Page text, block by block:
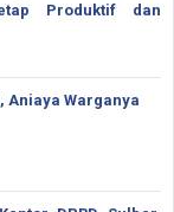
Produktif dan
Aniaya Warganya